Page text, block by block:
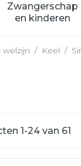
verzorging
voor
Zwangerschap
en kinderen
Toon
/ Keel /
1 -24 van 61